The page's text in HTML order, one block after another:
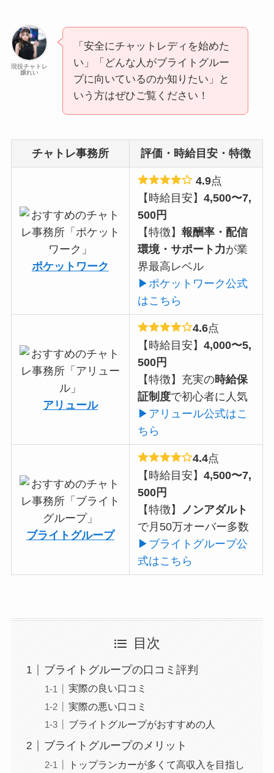
現役チャトレ
嬢れい
「安全にチャットレディを始めた
い」「どんな人がブライトグルー
プに向いているのか知りたい」と
いう方はぜひご覧ください！
チャトレ事務所 評価・時給目安・特徴
ポケットワーク
4.9点
【時給目安】4,500〜7,
500円
【特徴】報酬率・配信
環境・サポート力が業
界最高レベル
▶ポケットワーク公式
はこちら
アリュール
4.6点
【時給目安】4,000〜5,
500円
【特徴】充実の時給保
証制度で初心者に人気
▶アリュール公式はこ
ちら
ブライトグループ
4.4点
【時給目安】4,500〜7,
500円
【特徴】
ノンアダルト
で月50万オーバー多数
▶ブライトグループ公
式はこちら
目次
ブライトグループの口コミ評判
実際の良い口コミ
実際の悪い口コミ
ブライトグループがおすすめの人
ブライトグループのメリット
トップランカーが多くて高収入を目指し